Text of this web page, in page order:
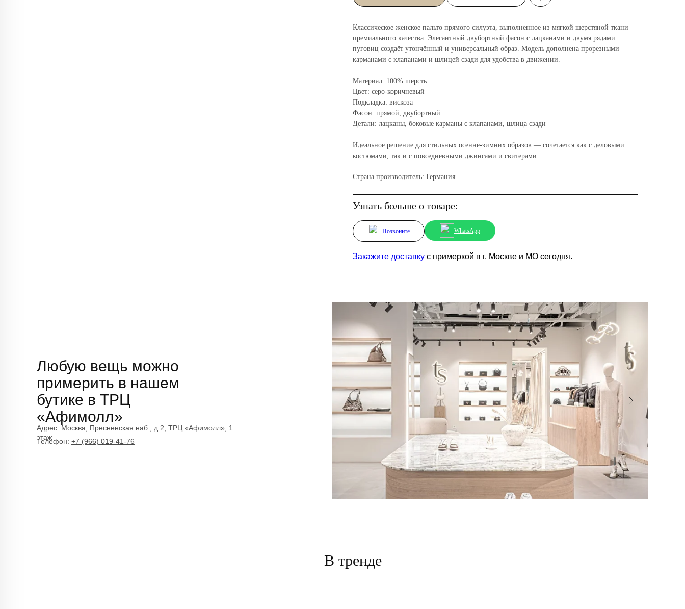
Классическое женское пальто прямого силуэта, выполненное из мягкой шерстяной ткани
премиального качества. Элегантный двубортный фасон с лацканами и двумя рядами
пуговиц создаёт утончённый и универсальный образ. Модель дополнена прорезными
карманами с клапанами и шлицей сзади для удобства в движении.
Материал: 100% шерсть
Цвет: серо-коричневый
Подкладка: вискоза
Фасон: прямой, двубортный
Детали: лацканы, боковые карманы с клапанами, шлица сзади
Идеальное решение для стильных осенне-зимних образов — сочетается как с деловыми
костюмами, так и с повседневными джинсами и свитерами.
Страна производитель: Германия
Узнать больше о товаре:
Позвоните WhatsApp
Закажите доставку с примеркой в г. Москве и МО сегодня.
Любую вещь можно
примерить в нашем
бутике в ТРЦ
«Афимолл»
Адрес: Москва, Пресненская наб., д.2, ТРЦ «Афимолл», 1
этаж
Телефон: +7 (966) 019-41-76
В тренде